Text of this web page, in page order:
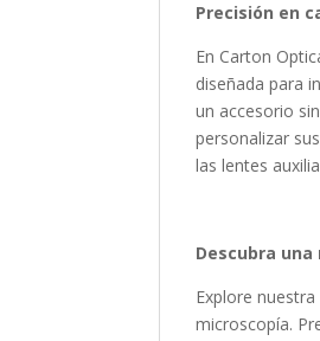
Precisión en
En Carton
diseñada para
un accesorio
personalizar
las lentes
Descubra
Explore
microscopía.